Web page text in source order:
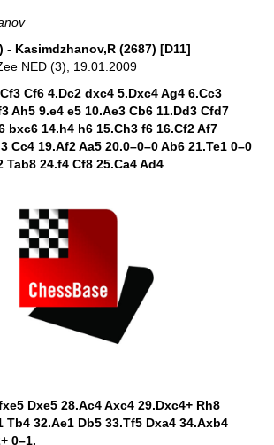
- Kasimdzhanov,R (2687) [D11]
NED (3), 19.01.2009
Cf6 4.Dc2 dxc4 5.Dxc4 Ag4 6.Cc3
Ah5 9.e4 e5 10.Ae3 Cb6 11.Dd3 Cfd7
bxc6 14.h4 h6 15.Ch3 f6 16.Cf2 Af7
Cc4 19.Af2 Aa5 20.0–0–0 Ab6 21.Te1 0–0
Tab8 24.f4 Cf8 25.Ca4 Ad4
Dxe5 28.Ac4 Axc4 29.Dxc4+ Rh8
Tb4 32.Ae1 Db5 33.Tf5 Dxa4 34.Axb4
0–1.